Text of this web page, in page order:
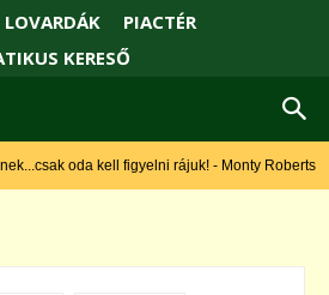
LOVARDÁK
PIACTÉR
KERESŐ
oda kell figyelni rájuk! - Monty Roberts